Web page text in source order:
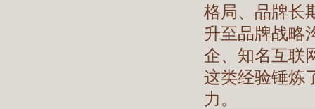
格局、品牌长
升至品牌战略
企、知名互联
这类经验锤炼
力。